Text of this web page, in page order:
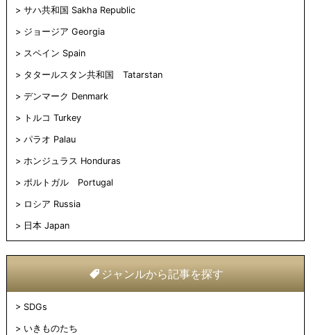
サハ共和国 Sakha Republic
ジョージア Georgia
スペイン Spain
タタールスタン共和国 Tatarstan
デンマーク Denmark
トルコ Turkey
パラオ Palau
ホンジュラス Honduras
ポルトガル Portugal
ロシア Russia
日本 Japan
ジャンルから記事を探す
SDGs
いきものたち